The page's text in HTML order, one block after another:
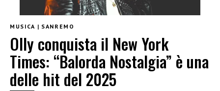
MUSICA | SANREMO
Olly conquista il New York
Times: “Balorda Nostalgia” è una
delle hit del 2025